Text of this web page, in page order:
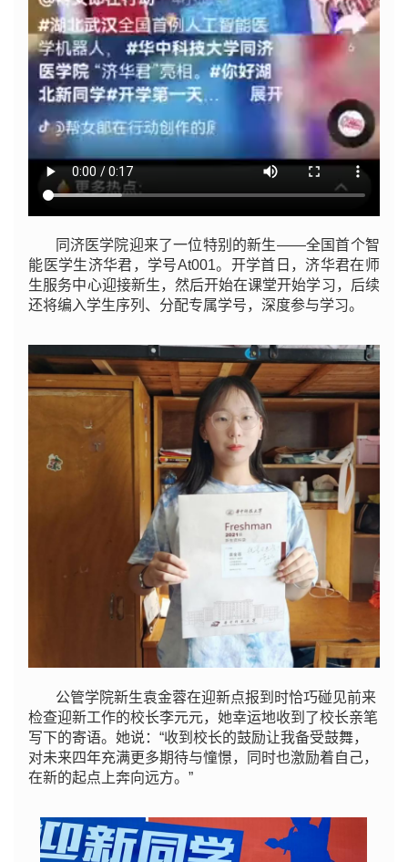
同济医学院迎来了一位特别的新生——全国首个智
能医学生济华君，学号At001。开学首日，济华君在师
生服务中心迎接新生，然后开始在课堂开始学习，后续
还将编入学生序列、分配专属学号，深度参与学习。
公管学院新生袁金蓉在迎新点报到时恰巧碰见前来
检查迎新工作的校长李元元，她幸运地收到了校长亲笔
写下的寄语。她说：“收到校长的鼓励让我备受鼓舞，
对未来四年充满更多期待与憧憬，同时也激励着自己，
在新的起点上奔向远方。”